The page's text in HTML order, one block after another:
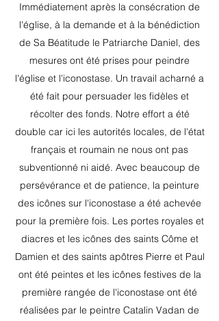
Immédiatement après la consécration de
l'église, à la demande et à la bénédiction
de Sa Béatitude le Patriarche Daniel, des
mesures ont été prises pour peindre
l'église et l'iconostase. Un travail acharné a
été fait pour persuader les fidèles et
récolter des fonds. Notre effort a été
double car ici les autorités locales, de l'état
français et roumain ne nous ont pas
subventionné ni aidé. Avec beaucoup de
persévérance et de patience, la peinture
des icônes sur l'iconostase a été achevée
pour la première fois. Les portes royales et
diacres et les icônes des saints Côme et
Damien et des saints apôtres Pierre et Paul
ont été peintes et les icônes festives de la
première rangée de l'iconostase ont été
réalisées par le peintre Catalin Vadan de